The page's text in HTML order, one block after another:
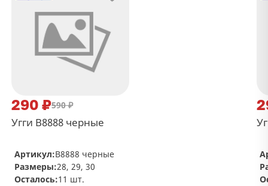
290 ₽590 ₽
Угги В8888 черные
Артикул:В8888 черные
Размеры:28, 29, 30
Осталось:11 шт.